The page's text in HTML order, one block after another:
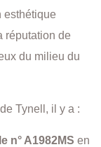
esthétique
réputation de
du milieu du
Tynell, il y a :
n° A1982MS en